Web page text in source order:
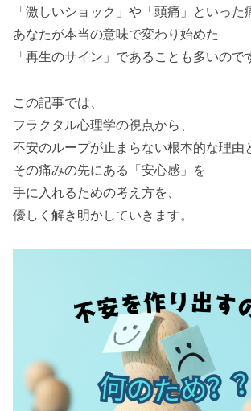
「激しいショック」や「頭痛」といった
あなたが本当の意味で変わり始めた
「再生のサイン」であることも多いので
この記事では、
フラクタル心理学の視点から、
不安のループが止まらない根本的な理由
その痛みの先にある「安心感」を
手に入れるための考え方を、
優しく解き明かしていきます。